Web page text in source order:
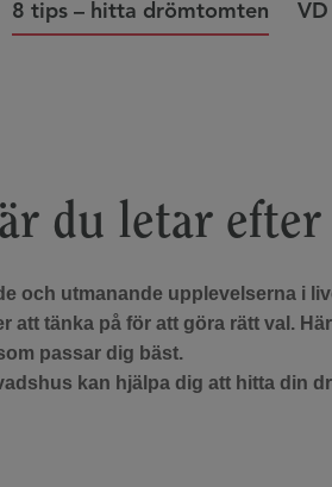
8 tips – hitta drömtomten
du letar
och utmanande upplevelserna i
tänka på för att göra rätt val.
passar dig bäst.
kan hjälpa dig att hitta din